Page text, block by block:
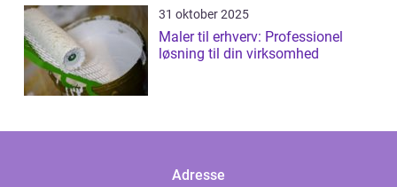
31 oktober 2025
Maler til erhverv: Professionel
løsning til din virksomhed
Adresse